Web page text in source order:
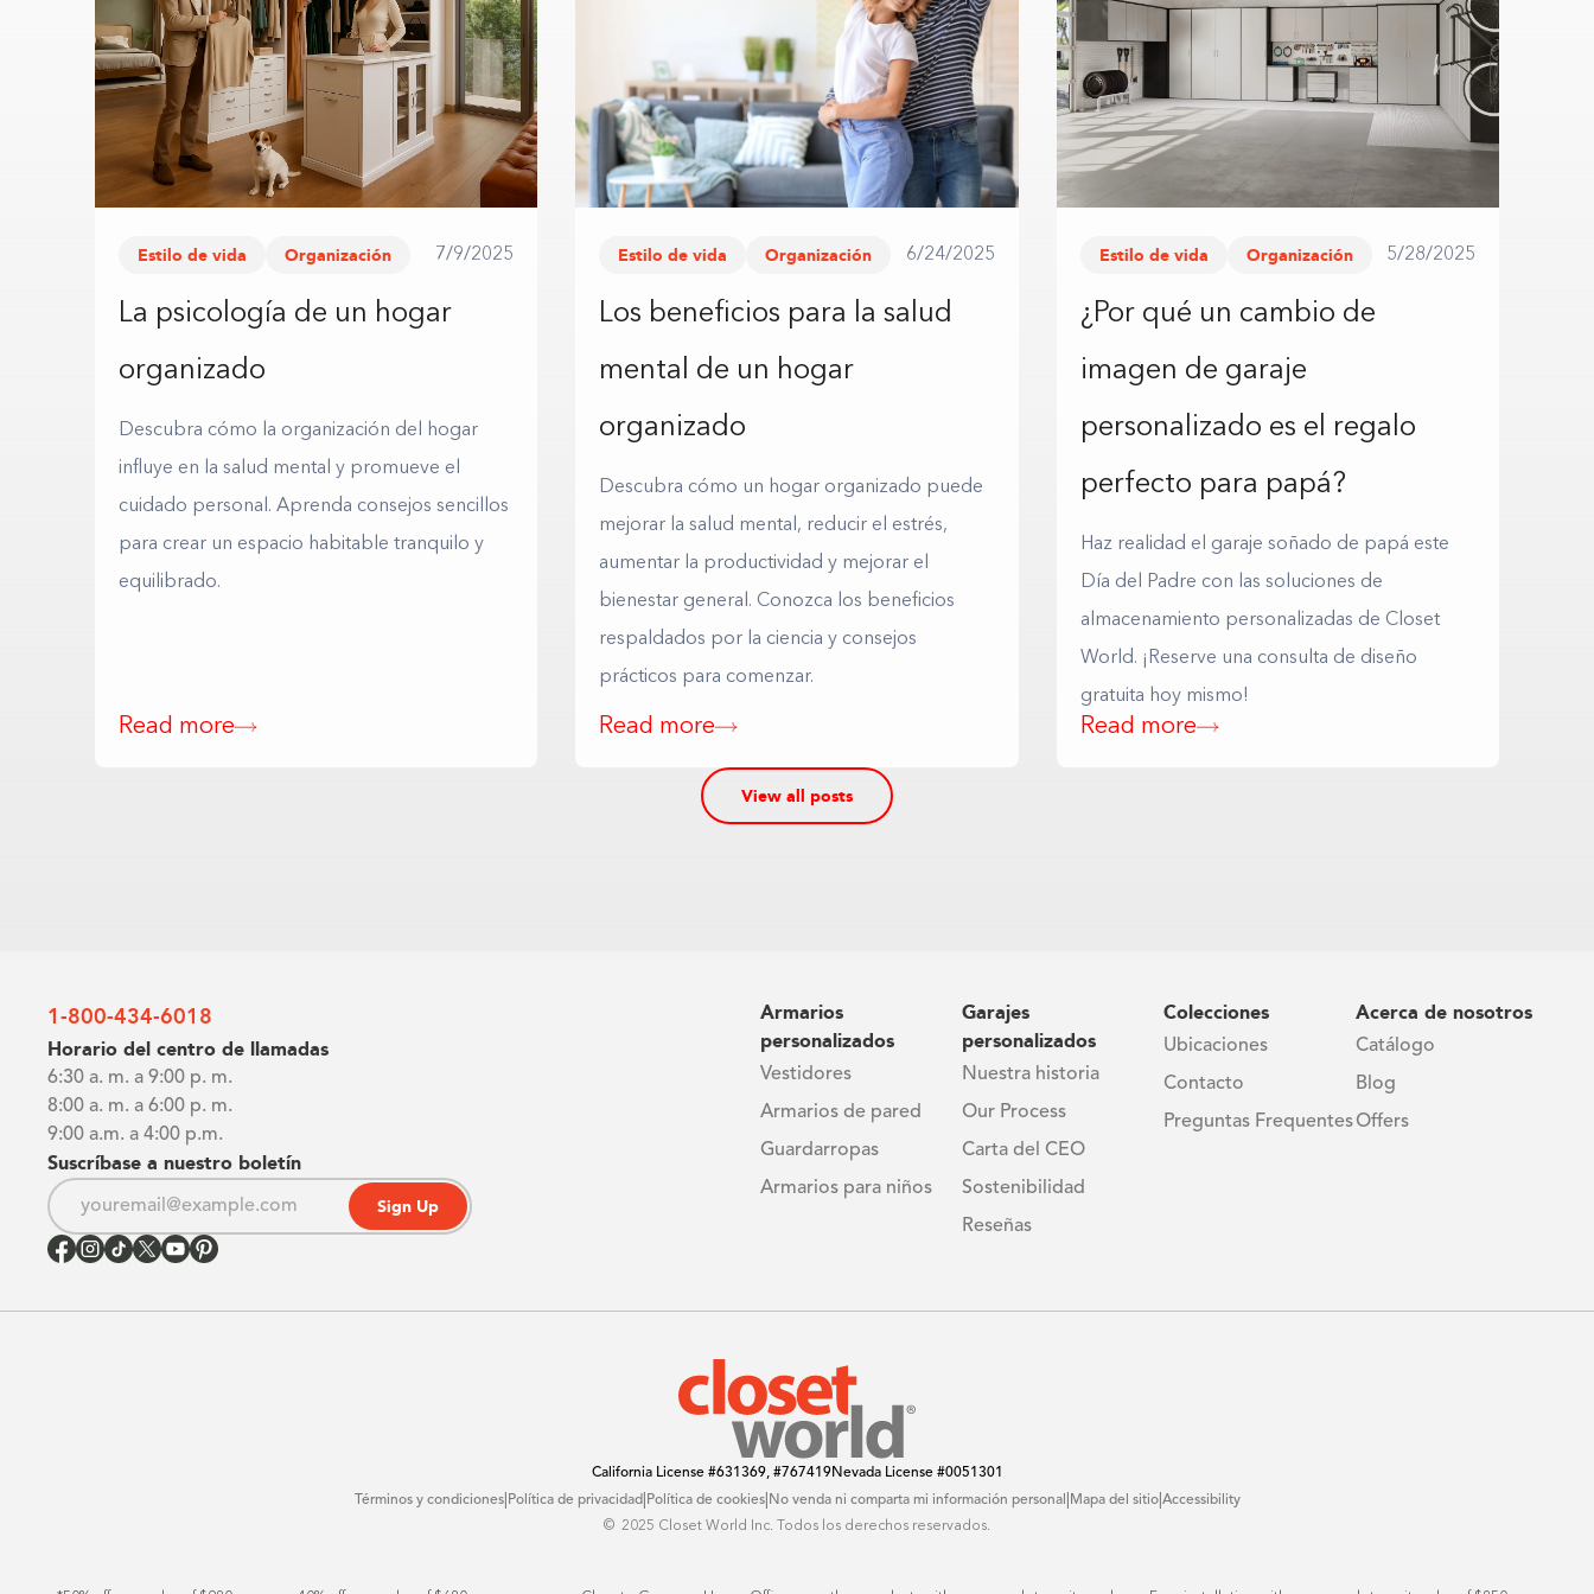
Estilo de vida Organización 7/9/2025
La psicología de un hogar
organizado
Descubra cómo la organización del hogar
influye en la salud mental y promueve el
cuidado personal. Aprenda consejos sencillos
para crear un espacio habitable tranquilo y
equilibrado.
Read more
Estilo de vida Organización 6/24/2025
Los beneficios para la salud
mental de un hogar
organizado
Descubra cómo un hogar organizado puede
mejorar la salud mental, reducir el estrés,
aumentar la productividad y mejorar el
bienestar general. Conozca los beneficios
respaldados por la ciencia y consejos
prácticos para comenzar.
Read more
Estilo de vida Organización 5/28/2025
¿Por qué un cambio de
imagen de garaje
personalizado es el regalo
perfecto para papá?
Haz realidad el garaje soñado de papá este
Día del Padre con las soluciones de
almacenamiento personalizadas de Closet
World. ¡Reserve una consulta de diseño
gratuita hoy mismo!
Read more
View all posts
1-800-434-6018
Horario del centro de llamadas
6:30 a. m. a 9:00 p. m.
8:00 a. m. a 6:00 p. m.
9:00 a.m. a 4:00 p.m.
Suscríbase a nuestro boletín
Sign Up
Armarios
personalizados
Vestidores
Armarios de pared
Guardarropas
Armarios para niños
Garajes
personalizados
Nuestra historia
Our Process
Carta del CEO
Sostenibilidad
Reseñas
Colecciones
Ubicaciones
Contacto
Preguntas Frequentes
Acerca de nosotros
Catálogo
Blog
Offers
California License#631369, #767419Nevada License#0051301
Términos y condiciones| Política de privacidad| Política de cookies| No venda ni comparta mi información personal Mapa del sitio| Accessibility
© ️ 2025 Closet World Inc. Todos los derechos reservados.